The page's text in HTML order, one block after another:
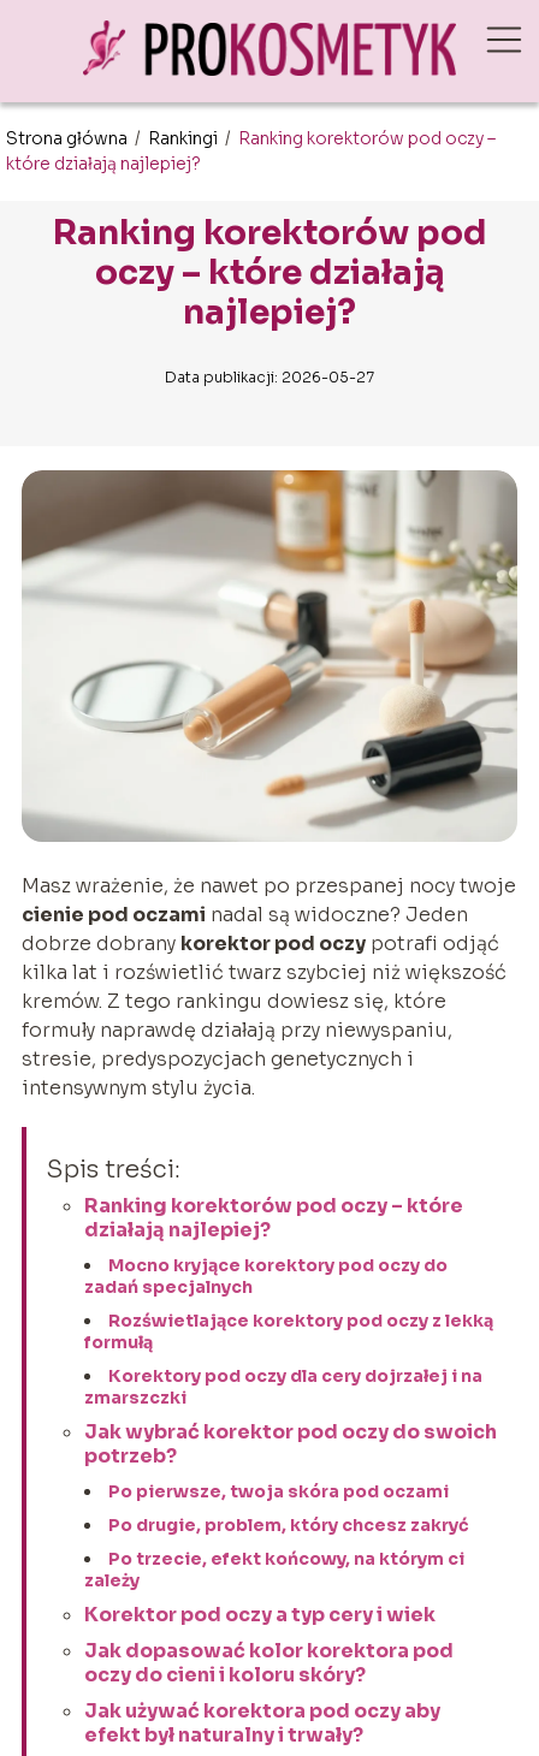
Strona główna / Rankingi / Ranking korektorów pod oczy –
które działają najlepiej?
Ranking korektorów pod
oczy – które działają
najlepiej?
Data publikacji: 2026-05-27
Masz wrażenie, że nawet po przespanej nocy twoje
cienie pod oczami nadal są widoczne? Jeden
dobrze dobrany korektor pod oczypotrafi odjąć
kilka lat i rozświetlić twarz szybciej niż większość
kremów. Z tego rankingu dowiesz się, które
formuły naprawdę działają przy niewyspaniu,
stresie, predyspozycjach genetycznych i
intensywnym stylu życia.
Spis treści:
Ranking korektorów pod oczy – które
działają najlepiej?
Mocno kryjące korektory pod oczy do
zadań specjalnych
Rozświetlające korektory pod oczy z lekką
formułą
Korektory pod oczy dla cery dojrzałej i na
zmarszczki
Jak wybrać korektor pod oczy do swoich
potrzeb?
Po pierwsze, twoja skóra pod oczami
Po drugie, problem, który chcesz zakryć
Po trzecie, efekt końcowy, na którym ci
zależy
Korektor pod oczy a typ cery i wiek
Jak dopasować kolor korektora pod
oczy do cieni i koloru skóry?
Jak używać korektora pod oczy aby
efekt był naturalny i trwały?